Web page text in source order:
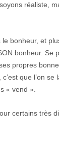
réaliste,
le bonheur, et
bonheur. Se
propres
que l’on se
« vend ».
certains très